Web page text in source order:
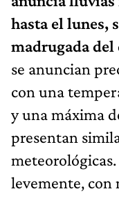
hasta el lunes,
madrugada
se anuncian
con una
y una máxima
presentan
levemente, con